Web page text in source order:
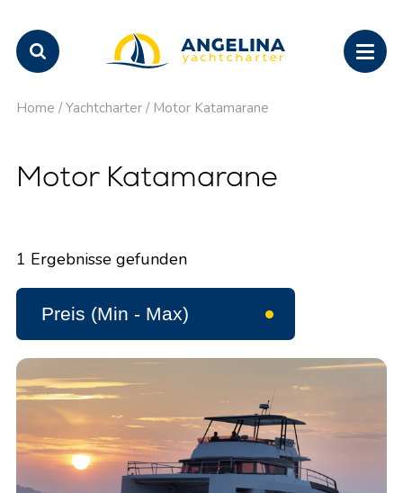
Home / Yachtcharter / Motor Katamarane
Motor Katamarane
1 Ergebnisse gefunden